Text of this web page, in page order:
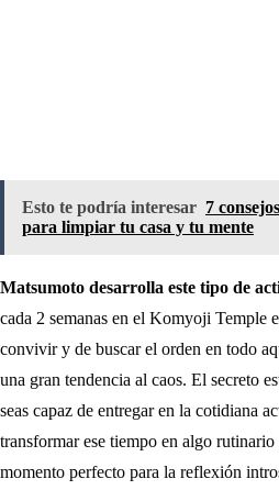
Esto te podría interesar 7
para limpiar tu casa y tu mente
Matsumoto desarrolla este tipo de
cada 2 semanas en el Komyoji Temple
convivir y de buscar el orden en todo
una gran tendencia al caos. El secreto
seas capaz de entregar en la cotidiana
transformar ese tiempo en algo
momento perfecto para la reflexión